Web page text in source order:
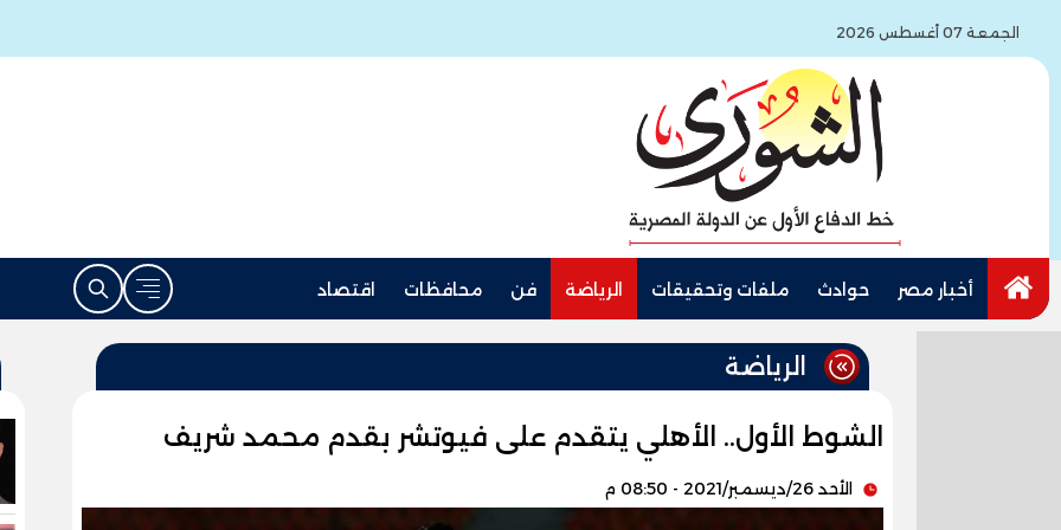
الجمعة 07 أغسطس 2026
أخبار مصر حوادث ملفات وتحقيقات الرياضة فن محافظات اقتصاد
الرياضة
الشوط الأول.. الأهلي يتقدم على فيوتشر بقدم محمد شريف
الأحد 26/ديسمبر/2021 - 08:50 م